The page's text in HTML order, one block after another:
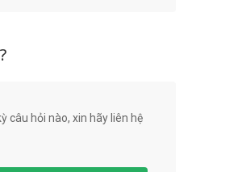
câu hỏi nào, xin hãy liên hệ